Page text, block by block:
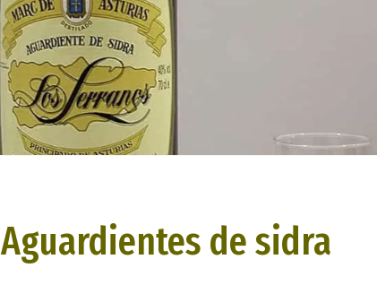
Aguardientes de sidra